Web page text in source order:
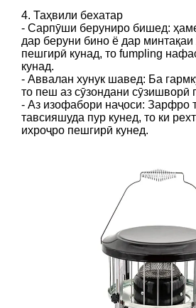
4. Таҳвили бехатар
- Сарпӯши беруниро бишед:
дар беруни бино ё дар минтақаи
пешгирӣ кунад, то fumpling
кунад.
- Аввалан хунук шавед: Ба
то пеш аз сӯзондани сӯзишворӣ
- Аз изофабори наҷоси: Зарфро
тавсияшуда пур кунед, то ки
ихроҷро пешгирӣ кунед.